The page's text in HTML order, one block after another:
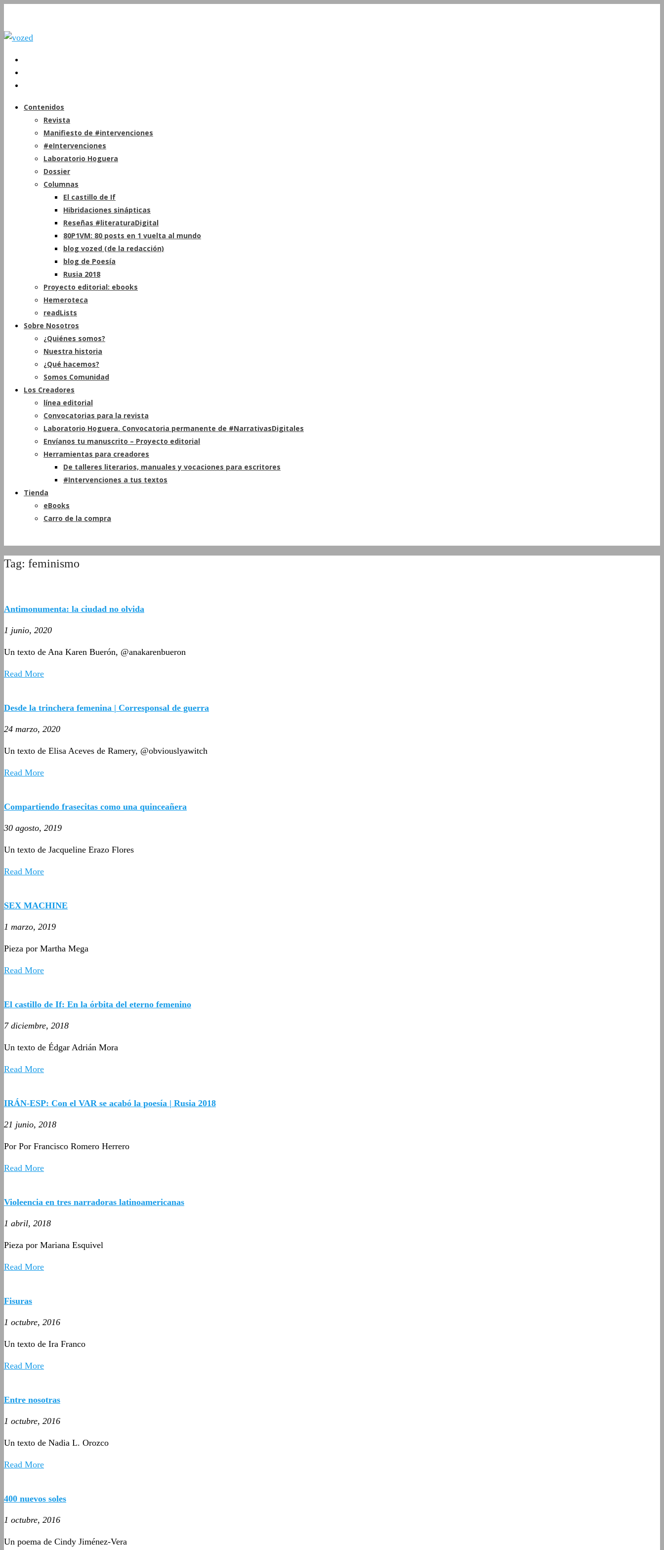
Contenidos
Revista
Manifiesto de #intervenciones
#eIntervenciones
Laboratorio Hoguera
Dossier
Columnas
El castillo de If
Hibridaciones sinápticas
Reseñas #literaturaDigital
80P1VM: 80 posts en 1 vuelta al mundo
blog vozed (de la redacción)
blog de Poesía
Rusia 2018
Proyecto editorial: ebooks
Hemeroteca
readLists
Sobre Nosotros
¿Quiénes somos?
Nuestra historia
¿Qué hacemos?
Somos Comunidad
Los Creadores
línea editorial
Convocatorias para la revista
Laboratorio Hoguera. Convocatoria permanente de #NarrativasDigitales
Envíanos tu manuscrito – Proyecto editorial
Herramientas para creadores
De talleres literarios, manuales y vocaciones para escritores
#Intervenciones a tus textos
Tienda
eBooks
Carro de la compra
Tag: feminismo
Antimonumenta: la ciudad no olvida
1 junio, 2020
Un texto de Ana Karen Buerón, @anakarenbueron
Read More
Desde la trinchera femenina | Corresponsal de guerra
24 marzo, 2020
Un texto de Elisa Aceves de Ramery, @obviouslyawitch
Read More
Compartiendo frasecitas como una quinceañera
30 agosto, 2019
Un texto de Jacqueline Erazo Flores
Read More
SEX MACHINE
1 marzo, 2019
Pieza por Martha Mega
Read More
El castillo de If: En la órbita del eterno femenino
7 diciembre, 2018
Un texto de Édgar Adrián Mora
Read More
IRÁN-ESP: Con el VAR se acabó la poesía | Rusia 2018
21 junio, 2018
Por Por Francisco Romero Herrero
Read More
Violeencia en tres narradoras latinoamericanas
1 abril, 2018
Pieza por Mariana Esquivel
Read More
Fisuras
1 octubre, 2016
Un texto de Ira Franco
Read More
Entre nosotras
1 octubre, 2016
Un texto de Nadia L. Orozco
Read More
400 nuevos soles
1 octubre, 2016
Un poema de Cindy Jiménez-Vera